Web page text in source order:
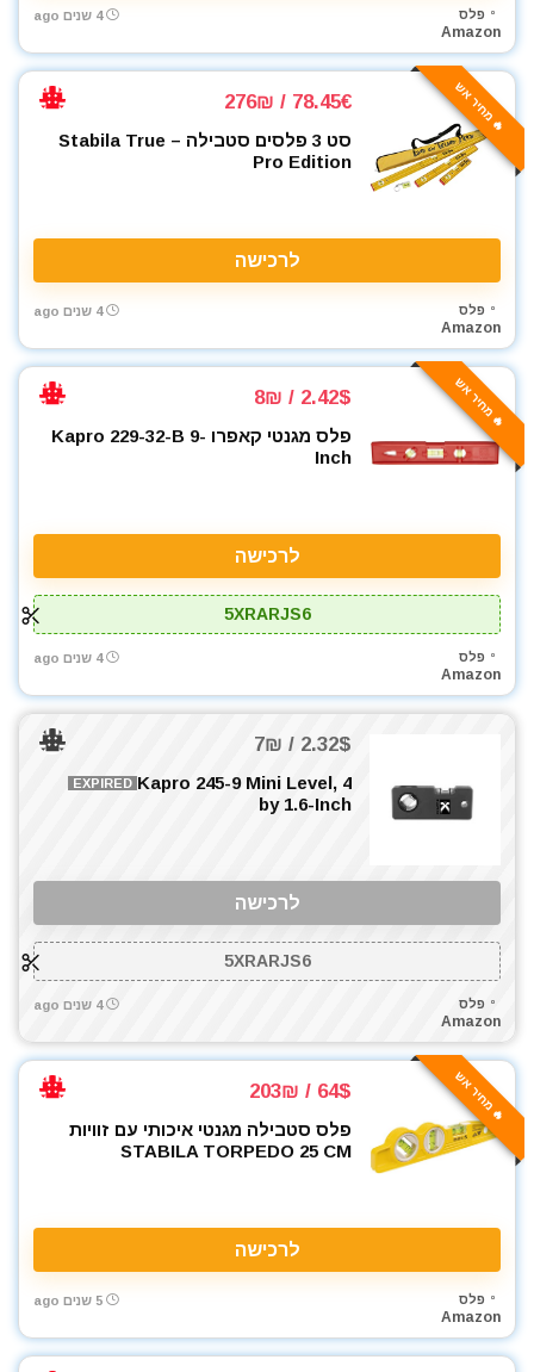
מקדחים
מקצוע חשמלי
מקצוע ידני
מקצועות
משאבה טבולה
משאבת ואקום
משחזת ציר
נעלי עבודה
סוללות
סולמות
סכינים וכלי בישול
עגלת כלים
פלס
קומבו 3 כלים
קומבו 7 כלים
ראטצ'ט נטען
ראטצ'ט נטען / חשמלי
רתכות
רתכת MIG CO2
רתכת אלקטרונית
רתכת ארגון TIG
שואבי אבק
שונות
תיקי כלי עבודה
פלס
Amazon
4 שנים ago
🔥 מחיר אש 78.45€ / 276₪
סט 3 פלסים סטבילה – Stabila True
Pro Edition
לרכישה
פלס
Amazon
4 שנים ago
🔥 מחיר אש 2.42$ / 8₪
פלס מגנטי קאפרו Kapro 229-32-B 9-
Inch
לרכישה
5XRARJS6
פלס
Amazon
4 שנים ago
2.32$ / 7₪
EXPIRED Kapro 245-9 Mini Level, 4
by 1.6-Inch
לרכישה
5XRARJS6
פלס
Amazon
4 שנים ago
🔥 מחיר אש 64$ / 203₪
פלס סטבילה מגנטי איכותי עם זוויות
STABILA TORPEDO 25 CM
לרכישה
פלס
Amazon
5 שנים ago